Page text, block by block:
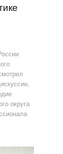
округа